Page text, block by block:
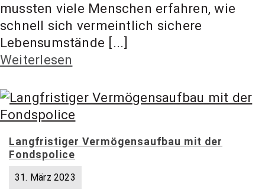
mussten viele Menschen erfahren, wie
schnell sich vermeintlich sichere
Lebensumstände [...]
Weiterlesen
Langfristiger Vermögensaufbau mit der
Fondspolice
31. März 2023